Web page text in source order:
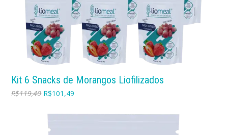
Kit 6 Snacks de Morangos Liofilizados
R$119,40 R$101,49